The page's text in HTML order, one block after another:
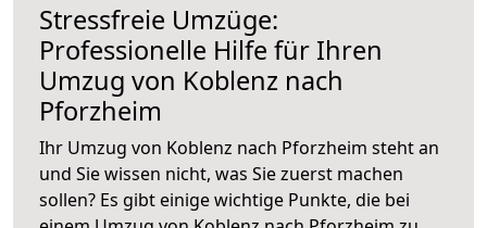
Stressfreie Umzüge:
Professionelle Hilfe für Ihren
Umzug von Koblenz nach
Pforzheim
Ihr Umzug von Koblenz nach Pforzheim steht an
und Sie wissen nicht, was Sie zuerst machen
sollen? Es gibt einige wichtige Punkte, die bei